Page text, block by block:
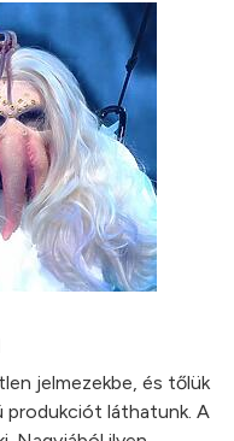
jelmezekbe, és tőlük
láthatunk. A